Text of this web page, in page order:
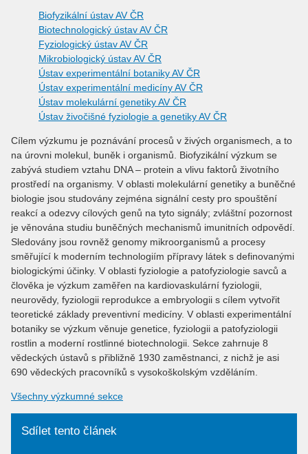
Biofyzikální ústav AV ČR
Biotechnologický ústav AV ČR
Fyziologický ústav AV ČR
Mikrobiologický ústav AV ČR
Ústav experimentální botaniky AV ČR
Ústav experimentální medicíny AV ČR
Ústav molekulární genetiky AV ČR
Ústav živočišné fyziologie a genetiky AV ČR
Cílem výzkumu je poznávání procesů v živých organismech, a to
na úrovni molekul, buněk i organismů. Biofyzikální výzkum se
zabývá studiem vztahu DNA – protein a vlivu faktorů životního
prostředí na organismy. V oblasti molekulární genetiky a buněčné
biologie jsou studovány zejména signální cesty pro spouštění
reakcí a odezvy cílových genů na tyto signály; zvláštní pozornost
je věnována studiu buněčných mechanismů imunitních odpovědí.
Sledovány jsou rovněž genomy mikroorganismů a procesy
směřující k moderním technologiím přípravy látek s definovanými
biologickými účinky. V oblasti fyziologie a patofyziologie savců a
člověka je výzkum zaměřen na kardiovaskulární fyziologii,
neurovědy, fyziologii reprodukce a embryologii s cílem vytvořit
teoretické základy preventivní medicíny. V oblasti experimentální
botaniky se výzkum věnuje genetice, fyziologii a patofyziologii
rostlin a moderní rostlinné biotechnologii. Sekce zahrnuje 8
vědeckých ústavů s přibližně 1930 zaměstnanci, z nichž je asi
690 vědeckých pracovníků s vysokoškolským vzděláním.
Všechny výzkumné sekce
Sdílet tento článek